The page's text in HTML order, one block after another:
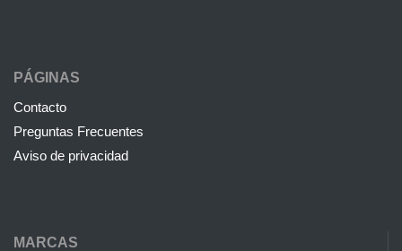
PÁGINAS
Contacto
Preguntas Frecuentes
Aviso de privacidad
MARCAS